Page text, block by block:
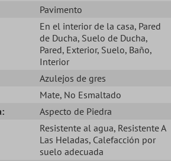
Pavimento
En el interior de la casa, Pared
de Ducha, Suelo de Ducha,
Pared, Exterior, Suelo, Baño,
Interior
Azulejos de gres
Mate, No Esmaltado
Aspecto de Piedra
Resistente al agua, Resistente A
Las Heladas, Calefacción por
suelo adecuada